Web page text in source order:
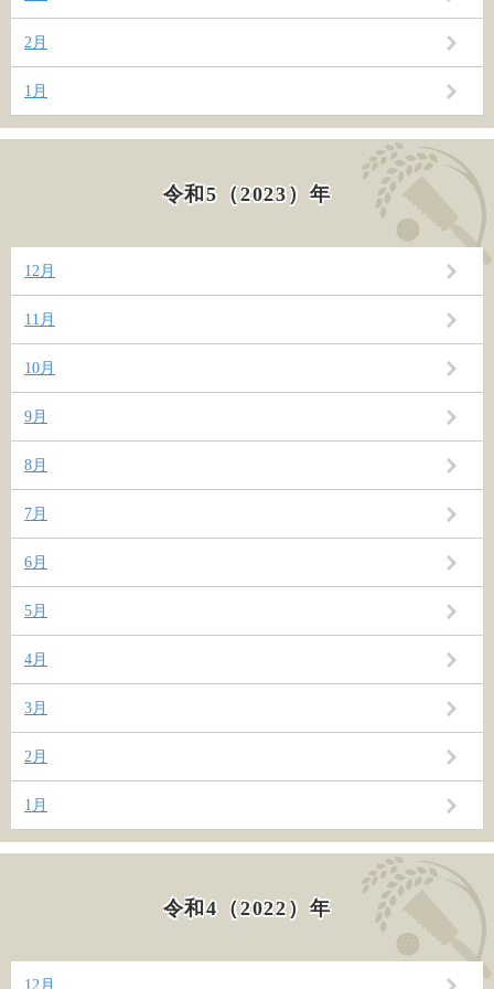
2月
1月
令和5（2023）年
12月
11月
10月
9月
8月
7月
6月
5月
4月
3月
2月
1月
令和4（2022）年
12月